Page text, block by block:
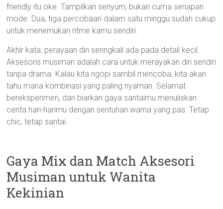
friendly itu oke. Tampilkan senyum, bukan cuma senapan
mode. Dua, tiga percobaan dalam satu minggu sudah cukup
untuk menemukan ritme kamu sendiri.
Akhir kata: perayaan diri seringkali ada pada detail kecil.
Aksesoris musiman adalah cara untuk merayakan diri sendiri
tanpa drama. Kalau kita ngopi sambil mencoba, kita akan
tahu mana kombinasi yang paling nyaman. Selamat
bereksperimen, dan biarkan gaya santaimu menuliskan
cerita hari-harimu dengan sentuhan warna yang pas. Tetap
chic, tetap santai.
Gaya Mix dan Match Aksesori
Musiman untuk Wanita
Kekinian